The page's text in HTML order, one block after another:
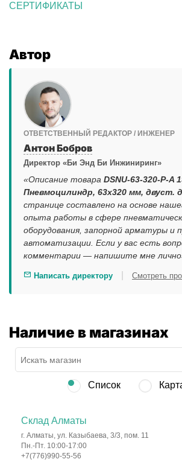
СЕРТИФИКАТЫ
Автор
ОТВЕТСТВЕННЫЙ РЕДАКТОР / ИНЖЕНЕР
Антон Бобров
Директор «Би Энд Би Инжиниринг»
«Описание товара DSNU-63-320-P-A
Пневмоцилиндр, 63x320 мм, двуст.
странице составлено на основе
опыта работы в сфере
оборудования, запорной арматуры и
автоматизации. Если у вас есть
комментарии — напишите мне
Написать директору Смотреть
Наличие в магазинах
Список
Склад Алматы
г. Алматы, ул. Казыбаева, 3/3, пом. 11
Пн.-Пт. 10:00-17:00
+7(776)990-55-56